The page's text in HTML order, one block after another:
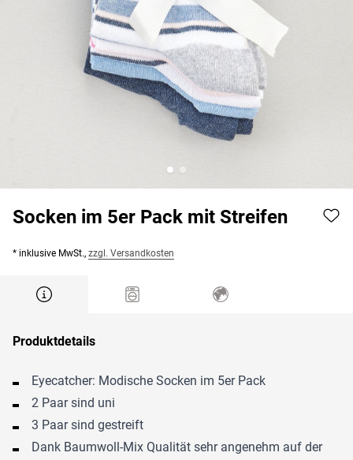
Socken im 5er Pack mit Streifen
* inklusive MwSt., zzgl. Versandkosten
Produktdetails
Eyecatcher: Modische Socken im 5er Pack
2 Paar sind uni
3 Paar sind gestreift
Dank Baumwoll-Mix Qualität sehr angenehm auf der